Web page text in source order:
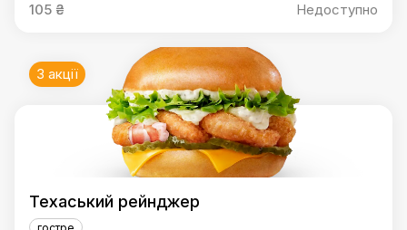
105 ₴ Недоступно
3 акції
Техаський рейнджер
гостре